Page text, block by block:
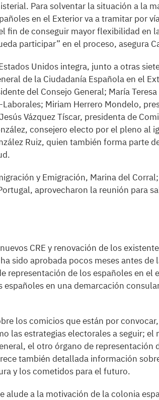
Para solventar la situación a la
en el Exterior va a tramitar por
fin de conseguir mayor flexibilidad en
participar” en el proceso, asegura
Unidos integra, junto a otras
de la Ciudadanía Española en el
del Consejo General; María
Miriam Herrero Mondelo,
Vázquez Tíscar, presidenta de
consejero electo por el pleno al
Ruiz, quien también forma parte
y Emigración, Marina del
aprovecharon la reunión para
CRE y renovación de los
sido aprobada pocos meses antes de
representación de los españoles en el
españoles en una demarcación
los comicios que están por
las estrategias electorales a seguir; el
el otro órgano de representación
también detallada información
y los cometidos para el futuro.
alude a la motivación de la colonia